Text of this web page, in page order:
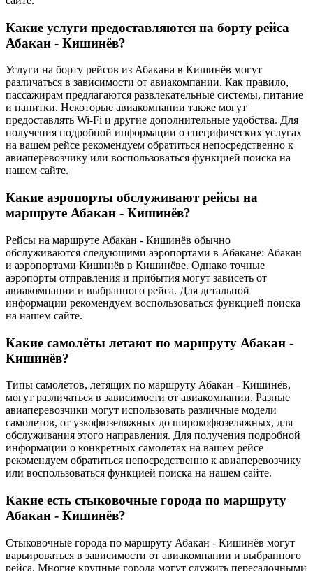
Какие услуги предоставляются на борту рейса
Абакан - Кишинёв?
Услуги на борту рейсов из Абакана в Кишинёв могут
различаться в зависимости от авиакомпании. Как правило,
пассажирам предлагаются развлекательные системы, питание
и напитки. Некоторые авиакомпании также могут
предоставлять Wi-Fi и другие дополнительные удобства. Для
получения подробной информации о специфических услугах
на вашем рейсе рекомендуем обратиться непосредственно к
авиаперевозчику или воспользоваться функцией поиска на
нашем сайте.
Какие аэропорты обслуживают рейсы на
маршруте Абакан - Кишинёв?
Рейсы на маршруте Абакан - Кишинёв обычно
обслуживаются следующими аэропортами в Абакане: Абакан
и аэропортами Кишинёв в Кишинёве. Однако точные
аэропорты отправления и прибытия могут зависеть от
авиакомпании и выбранного рейса. Для детальной
информации рекомендуем воспользоваться функцией поиска
на нашем сайте.
Какие самолёты летают по маршруту Абакан -
Кишинёв?
Типы самолетов, летящих по маршруту Абакан - Кишинёв,
могут различаться в зависимости от авиакомпании. Разные
авиаперевозчики могут использовать различные модели
самолетов, от узкофюзеляжных до широкофюзеляжных, для
обслуживания этого направления. Для получения подробной
информации о конкретных самолетах на вашем рейсе
рекомендуем обратиться непосредственно к авиаперевозчику
или воспользоваться функцией поиска на нашем сайте.
Какие есть стыковочные города по маршруту
Абакан - Кишинёв?
Стыковочные города по маршруту Абакан - Кишинёв могут
варьироваться в зависимости от авиакомпании и выбранного
рейса. Многие крупные города могут служить пересадочными